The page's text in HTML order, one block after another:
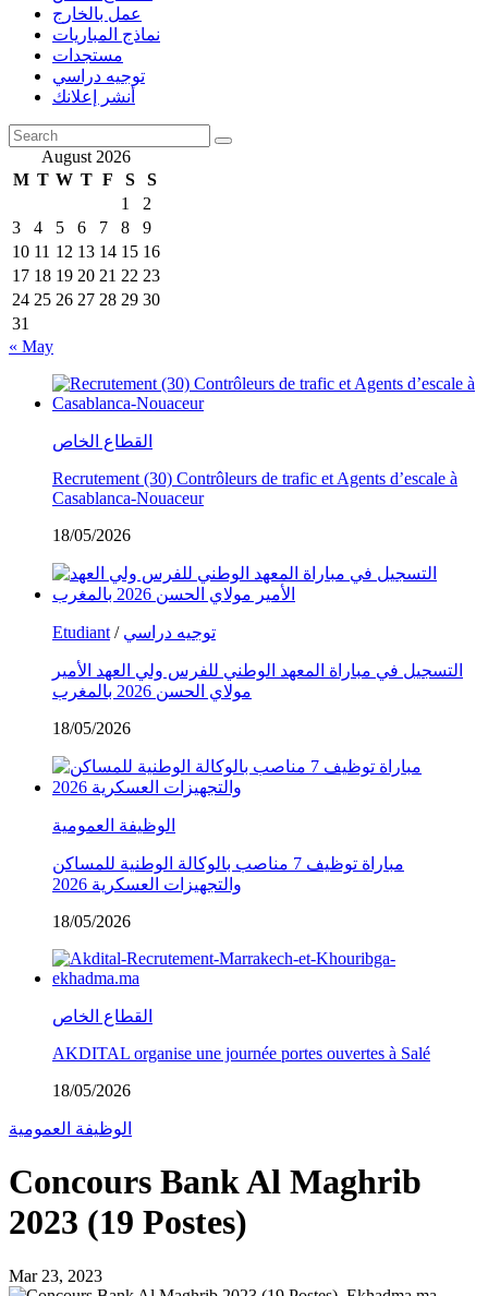
عمل بالخارج
نماذج المباريات
مستجدات
توجيه دراسي
أنشر إعلانك
August 2026
M T W T F S
S
1
2
3
4 5 6 7 8
9
10 11 12 13 14 15 16
17 18 19 20 21 22 23
24 25 26 27 28 29 30
31
« May
القطاع الخاص
Recrutement (30) Contrôleurs de trafic et Agents d’escale à
Casablanca-Nouaceur
18/05/2026
Etudiant / توجيه دراسي
التسجيل في مباراة المعهد الوطني للفرس ولي العهد الأمير
مولاي الحسن 2026 بالمغرب
18/05/2026
الوظيفة العمومية
مباراة توظيف 7 مناصب بالوكالة الوطنية للمساكن
والتجهيزات العسكرية 2026
18/05/2026
القطاع الخاص
AKDITAL organise une journée portes ouvertes à Salé
18/05/2026
الوظيفة العمومية
Concours Bank Al Maghrib
2023 (19 Postes)
Mar 23, 2023